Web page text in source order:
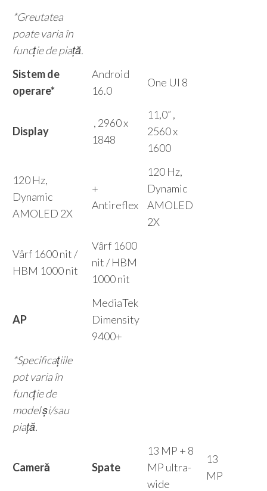
*Greutatea
poate varia în
funcție de piață.
Sistem de
operare*
Android
16.0
One UI 8
Display
, 2960 x
1848
11,0” ,
2560 x
1600
120 Hz,
Dynamic
AMOLED 2X
+
Antireflex
120 Hz,
Dynamic
AMOLED
2X
Vârf 1600 nit /
HBM 1000 nit
Vârf 1600
nit / HBM
1000 nit
AP
MediaTek
Dimensity
9400+
*Specificațiile
pot varia în
funcție de
model și/sau
piață.
Cameră Spate
13 MP + 8
MP ultra-
wide
13
MP